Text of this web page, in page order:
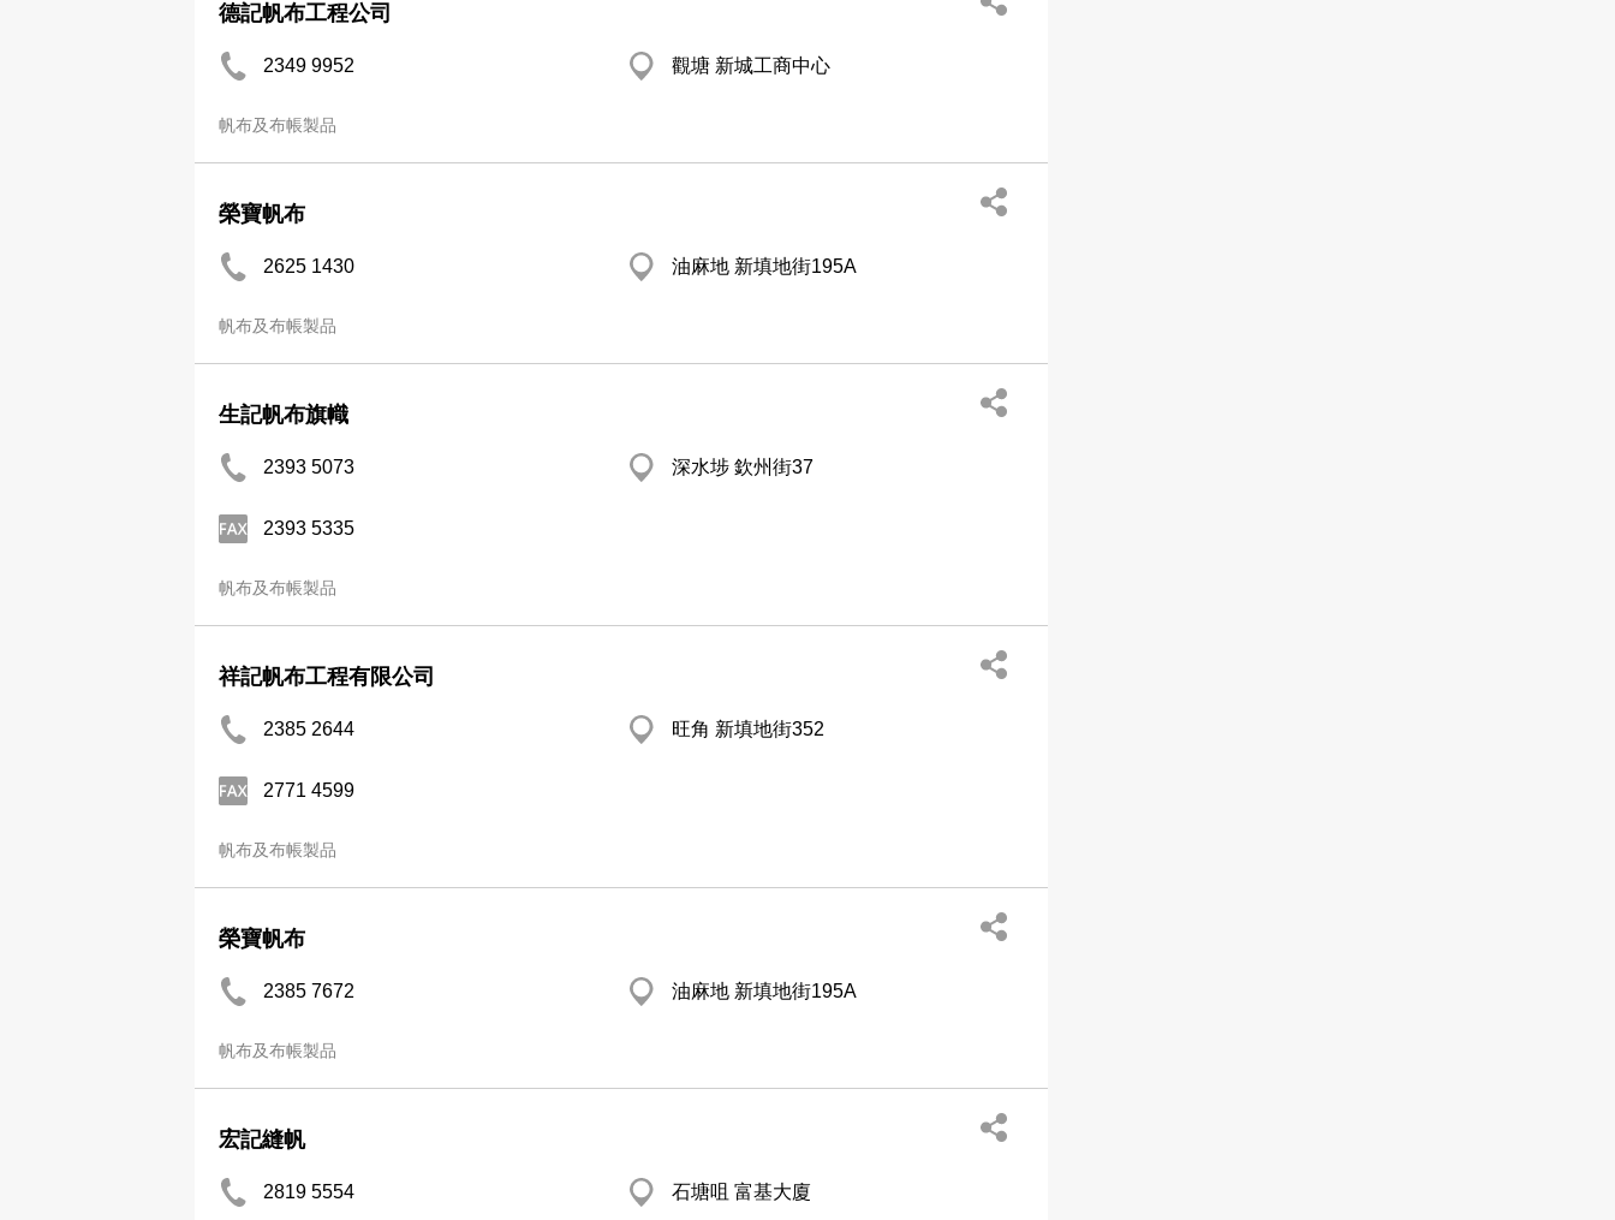
德記帆布工程公司
2349 9952 觀塘 新城工商中心
帆布及布帳製品
榮寶帆布
2625 1430 油麻地 新填地街195A
帆布及布帳製品
生記帆布旗幟
2393 5073 深水埗 欽州街37
2393 5335
帆布及布帳製品
祥記帆布工程有限公司
2385 2644 旺角 新填地街352
2771 4599
帆布及布帳製品
榮寶帆布
2385 7672 油麻地 新填地街195A
帆布及布帳製品
宏記縫帆
2819 5554 石塘咀 富基大廈